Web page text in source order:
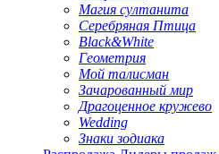
Магия султанита
Серебряная Птица
Black&White
Геометрия
Мой талисман
Зачарованный мир
Драгоценное кружево
Wedding
Знаки зодиака